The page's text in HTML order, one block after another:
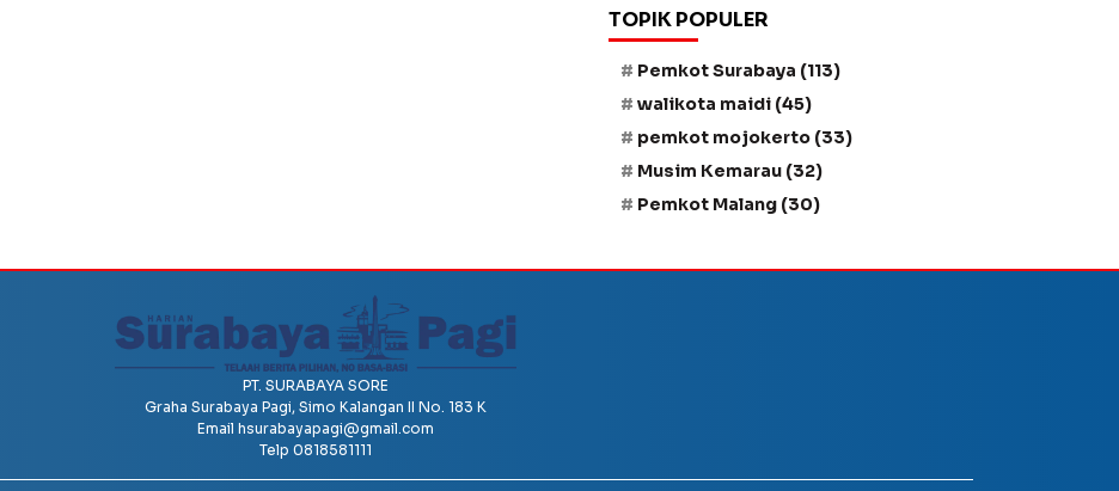
TOPIK POPULER
Pemkot Surabaya (113)
walikota maidi (45)
pemkot mojokerto (33)
Musim Kemarau (32)
Pemkot Malang (30)
PT. SURABAYA SORE
Graha Surabaya Pagi, Simo Kalangan II No. 183 K
Email hsurabayapagi@gmail.com
Telp 0818581111